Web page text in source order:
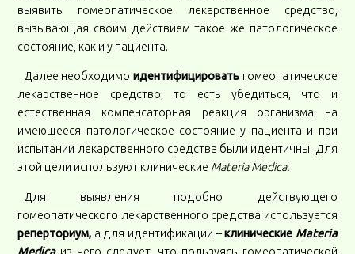
выявить гомеопатическое лекарственное средство,
вызывающая своим действием такое же патологическое
состояние, как и у пациента.
Далее необходимо идентифицироватьгомеопатическое
лекарственное средство, то есть убедиться, что и
естественная компенсаторная реакция организма на
имеющееся патологическое состояние у пациента и при
испытании лекарственного средства были идентичны. Для
этой цели используют клинические Мateria Мedica.
Для выявления подобно действующего
гомеопатического лекарственного средства используется
реперториум, а для идентификации –клинические Мateria
Мedicaиз чего следует, что пользуясь гомеопатической